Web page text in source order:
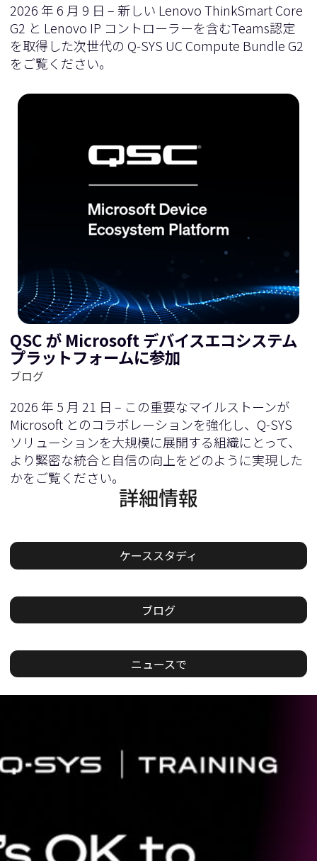
2026 年 6 月 9 日 – 新しい Lenovo ThinkSmart Core
G2 と Lenovo IP コントローラーを含むTeams認定
を取得した次世代の Q-SYS UC Compute Bundle G2
をご覧ください。
QSC が Microsoft デバイスエコシステム
プラットフォームに参加
ブログ
2026 年 5 月 21 日 – この重要なマイルストーンが
Microsoft とのコラボレーションを強化し、Q-SYS
ソリューションを大規模に展開する組織にとって、
より緊密な統合と自信の向上をどのように実現した
かをご覧ください。
詳細情報
ケーススタディ
ブログ
ニュースで
ス
ド：
1